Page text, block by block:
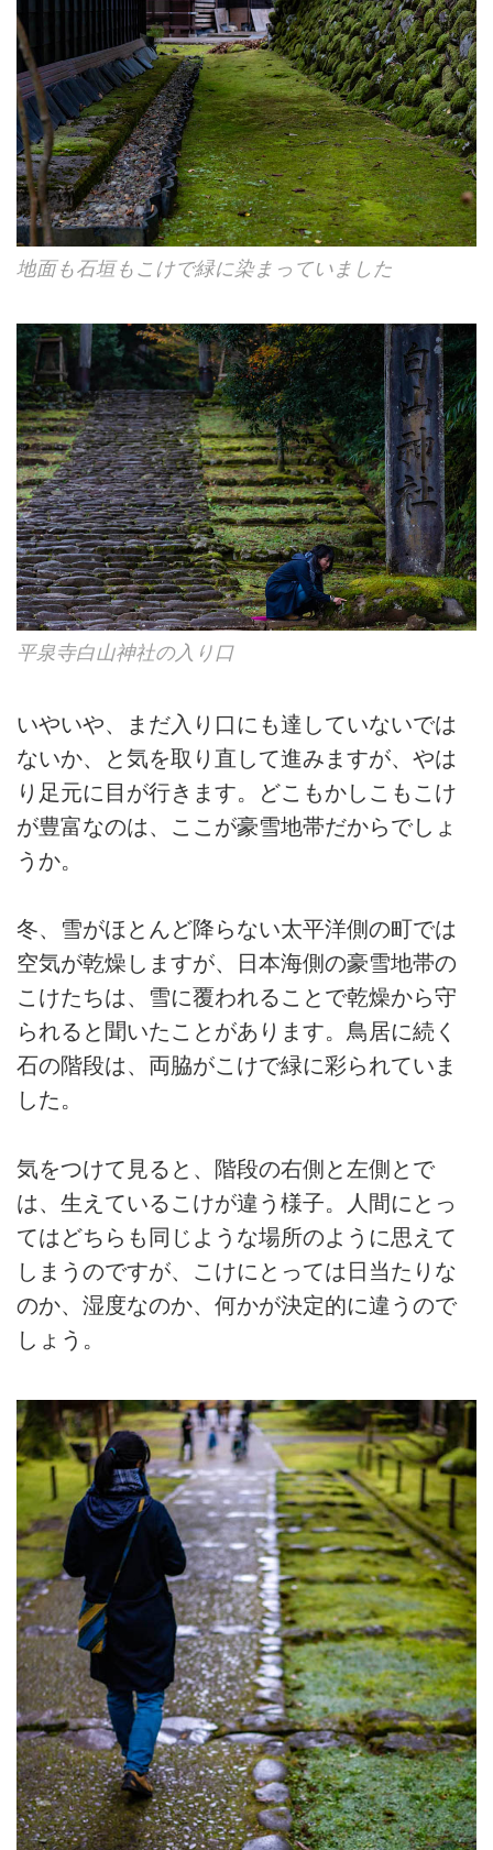
地面も石垣もこけで緑に染まっていました
平泉寺白山神社の入り口
いやいや、まだ入り口にも達していないでは
ないか、と気を取り直して進みますが、やは
り足元に目が行きます。どこもかしこもこけ
が豊富なのは、ここが豪雪地帯だからでしょ
うか。
冬、雪がほとんど降らない太平洋側の町では
空気が乾燥しますが、日本海側の豪雪地帯の
こけたちは、雪に覆われることで乾燥から守
られると聞いたことがあります。鳥居に続く
石の階段は、両脇がこけで緑に彩られていま
した。
気をつけて見ると、階段の右側と左側とで
は、生えているこけが違う様子。人間にとっ
てはどちらも同じような場所のように思えて
しまうのですが、こけにとっては日当たりな
のか、湿度なのか、何かが決定的に違うので
しょう。